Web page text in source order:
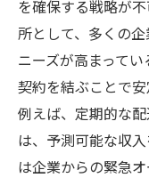
を確保する戦略が
所として、多くの
ニーズが高まって
契約を結ぶことで安
例えば、定期的な
は、予測可能な収
は企業からの緊急